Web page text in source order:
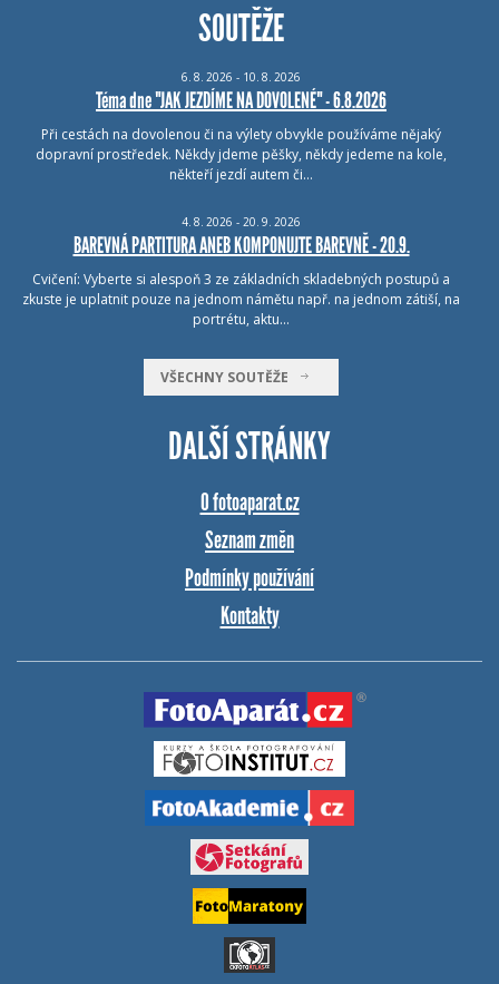
SOUTĚŽE
6. 8. 2026 - 10. 8. 2026
Téma dne "JAK JEZDÍME NA DOVOLENÉ" - 6.8.2026
Při cestách na dovolenou či na výlety obvykle používáme nějaký
dopravní prostředek. Někdy jdeme pěšky, někdy jedeme na kole,
někteří jezdí autem či…
4. 8. 2026 - 20. 9. 2026
BAREVNÁ PARTITURA ANEB KOMPONUJTE BAREVNĚ - 20.9.
Cvičení: Vyberte si alespoň 3 ze základních skladebných postupů a
zkuste je uplatnit pouze na jednom námětu např. na jednom zátiší, na
portrétu, aktu…
VŠECHNY SOUTĚŽE
DALŠÍ STRÁNKY
O fotoaparat.cz
Seznam změn
Podmínky používání
Kontakty